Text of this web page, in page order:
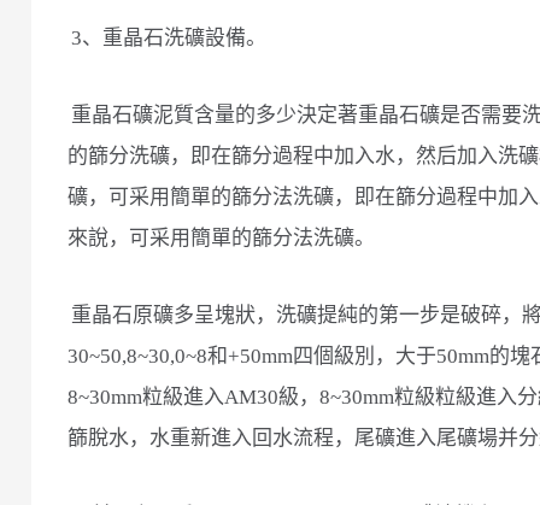
3、重晶石洗礦設備。
重晶石礦泥質含量的多少決定著重晶石礦是否需要
的篩分洗礦，即在篩分過程中加入水，然后加入洗
礦，可采用簡單的篩分法洗礦，即在篩分過程中加
來說，可采用簡單的篩分法洗礦。
重晶石原礦多呈塊狀，洗礦提純的第一步是破碎，
30~50,8~30,0~8和+50mm四個級別，大于50mm的
8~30mm粒級進入AM30級，8~30mm粒級粒級進入
篩脫水，水重新進入回水流程，尾礦進入尾礦場并